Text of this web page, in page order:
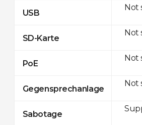
USB
SD-Karte
PoE
Gegensprechanlage
Sabotage
Not
Not
Not
Not